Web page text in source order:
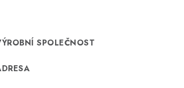
SPOLEČNOST